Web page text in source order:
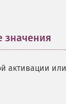
значения
активации или